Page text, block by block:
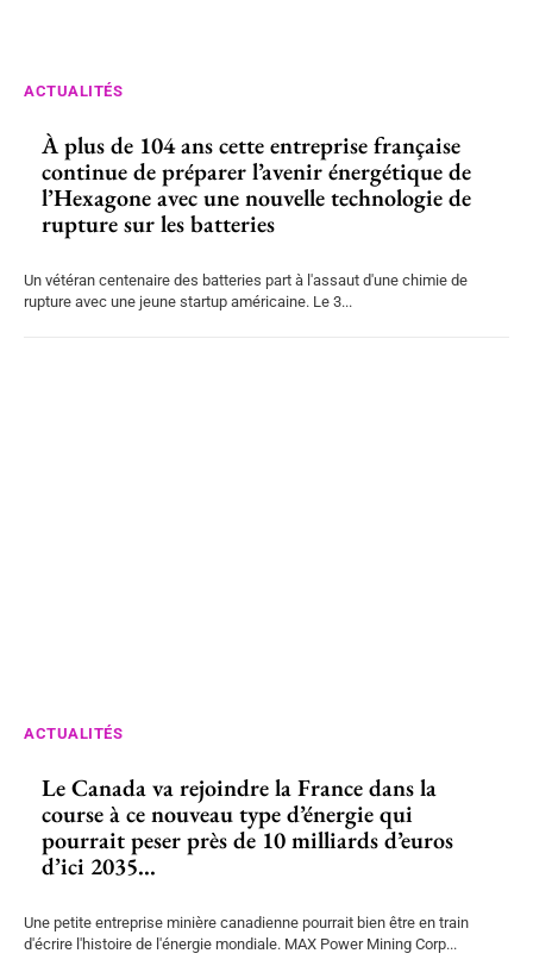
ACTUALITÉS
À plus de 104 ans cette entreprise française
continue de préparer l’avenir énergétique de
l’Hexagone avec une nouvelle technologie de
rupture sur les batteries
Un vétéran centenaire des batteries part à l'assaut d'une chimie de
rupture avec une jeune startup américaine. Le 3...
ACTUALITÉS
Le Canada va rejoindre la France dans la
course à ce nouveau type d’énergie qui
pourrait peser près de 10 milliards d’euros
d’ici 2035...
Une petite entreprise minière canadienne pourrait bien être en train
d'écrire l'histoire de l'énergie mondiale. MAX Power Mining Corp...